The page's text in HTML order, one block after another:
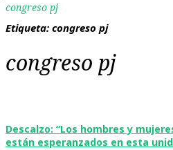
congreso pj
Etiqueta: congreso pj
congreso pj
Descalzo: “Los hombres y
están esperanzados en esta